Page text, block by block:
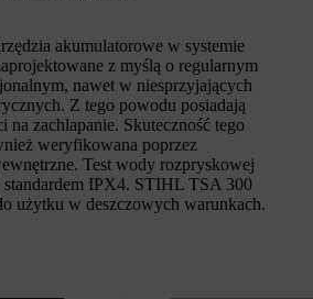
akumulatorowe w systemie
z myślą o regularnym
nawet w niesprzyjających
Z tego powodu posiadają
na zachlapanie. Skuteczność tego
weryfikowana poprzez
Test wody rozpryskowej
standardem IPX4. STIHL TSA 300
użytku w deszczowych warunkach.